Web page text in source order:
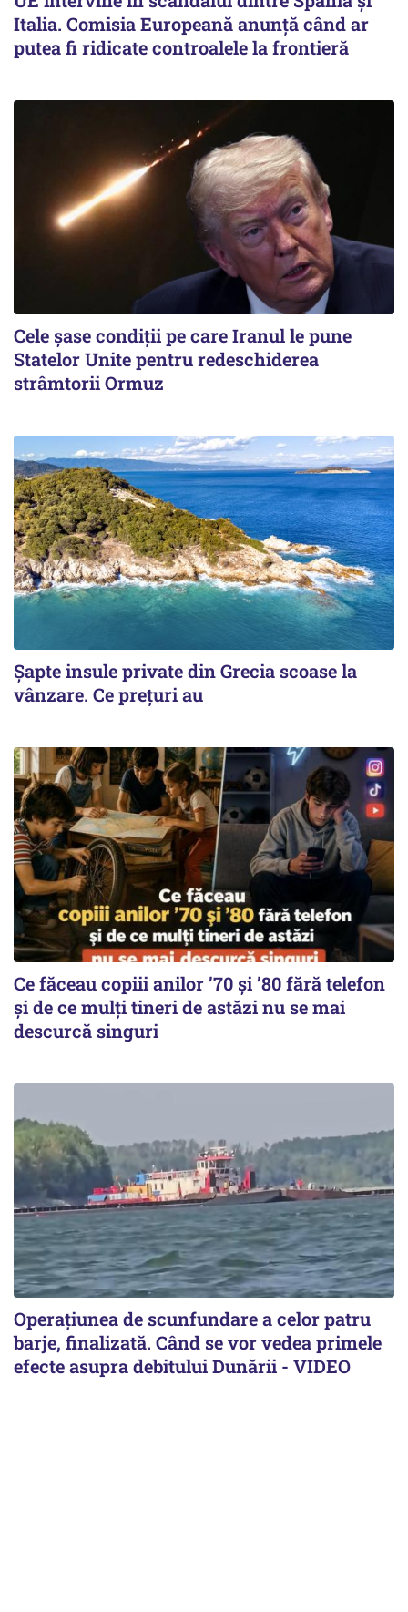
Italia. Comisia Europeană anunță când ar
putea fi ridicate controalele la frontieră
Cele șase condiții pe care Iranul le pune
Statelor Unite pentru redeschiderea
strâmtorii Ormuz
Șapte insule private din Grecia scoase la
vânzare. Ce prețuri au
Ce făceau copiii anilor ’70 și ’80 fără telefon
și de ce mulți tineri de astăzi nu se mai
descurcă singuri
Operațiunea de scunfundare a celor patru
barje, finalizată. Când se vor vedea primele
efecte asupra debitului Dunării - VIDEO